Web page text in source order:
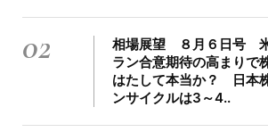
02
相場展望 ８月６日号
ラン合意期待の高まりで
はたして本当か？ 日本
ンサイクルは3～4..